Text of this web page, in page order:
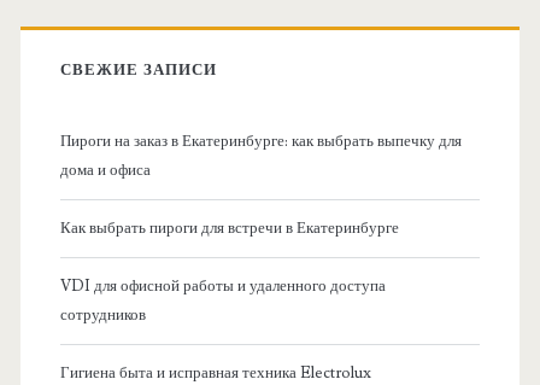
:
СВЕЖИЕ ЗАПИСИ
Пироги на заказ в Екатеринбурге: как выбрать выпечку для
дома и офиса
Как выбрать пироги для встречи в Екатеринбурге
VDI для офисной работы и удаленного доступа
сотрудников
Гигиена быта и исправная техника Electrolux